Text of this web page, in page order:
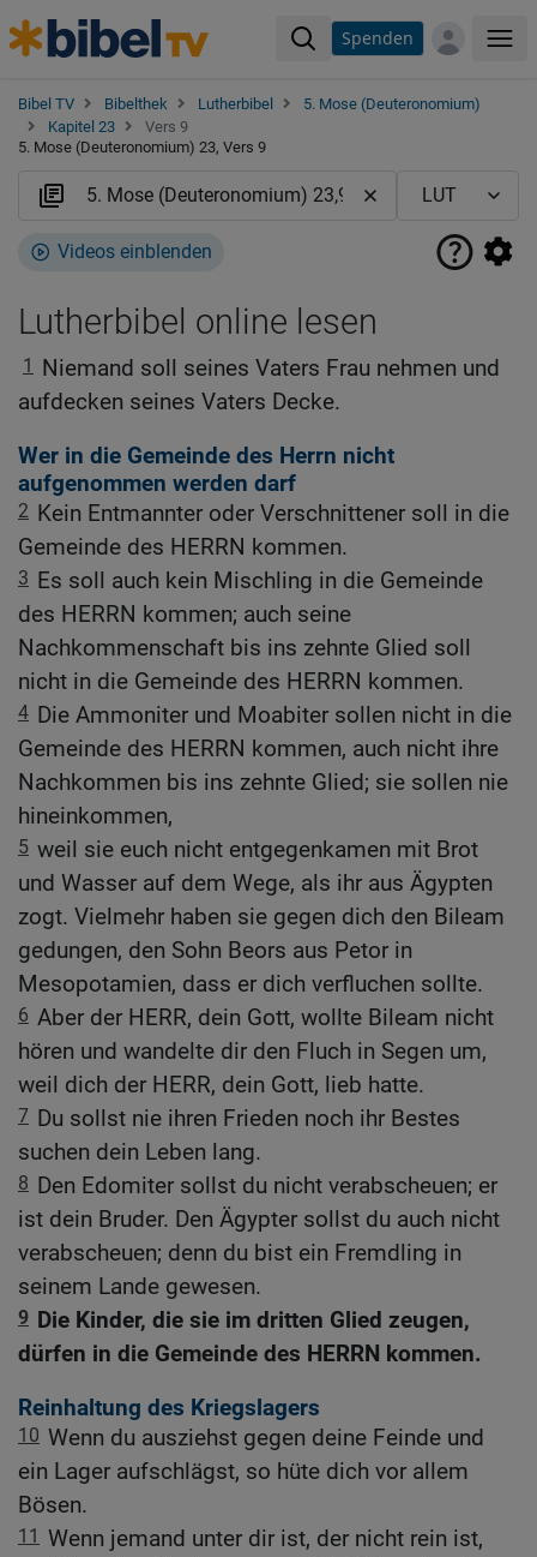
Spenden
Bibel TV Bibelthek Lutherbibel
5. Mose (Deuteronomium)
Kapitel 23
Vers 9
5. Mose (Deuteronomium) 23, Vers 9
Videos einblenden
Lutherbibel online lesen
1 Niemand soll seines Vaters Frau nehmen und
aufdecken seines Vaters Decke.
Wer in die Gemeinde des Herrn nicht
aufgenommen werden darf
2 Kein Entmannter oder Verschnittener soll in die
Gemeinde des HERRN kommen.
3 Es soll auch kein Mischling in die Gemeinde
des HERRN kommen; auch seine
Nachkommenschaft bis ins zehnte Glied soll
nicht in die Gemeinde des HERRN kommen.
4 Die Ammoniter und Moabiter sollen nicht in die
Gemeinde des HERRN kommen, auch nicht ihre
Nachkommen bis ins zehnte Glied; sie sollen nie
hineinkommen,
5 weil sie euch nicht entgegenkamen mit Brot
und Wasser auf dem Wege, als ihr aus Ägypten
zogt. Vielmehr haben sie gegen dich den Bileam
gedungen, den Sohn Beors aus Petor in
Mesopotamien, dass er dich verfluchen sollte.
6 Aber der HERR, dein Gott, wollte Bileam nicht
hören und wandelte dir den Fluch in Segen um,
weil dich der HERR, dein Gott, lieb hatte.
7 Du sollst nie ihren Frieden noch ihr Bestes
suchen dein Leben lang.
8 Den Edomiter sollst du nicht verabscheuen; er
ist dein Bruder. Den Ägypter sollst du auch nicht
verabscheuen; denn du bist ein Fremdling in
seinem Lande gewesen.
9 Die Kinder, die sie im dritten Glied zeugen,
dürfen in die Gemeinde des HERRN kommen.
Reinhaltung des Kriegslagers
10 Wenn du ausziehst gegen deine Feinde und
ein Lager aufschlägst, so hüte dich vor allem
Bösen.
11 Wenn jemand unter dir ist, der nicht rein ist,